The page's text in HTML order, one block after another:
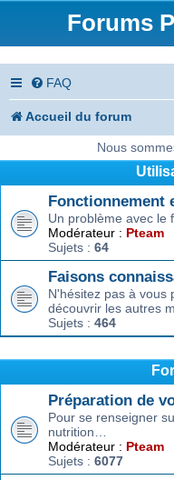
Forums
FAQ
Accueil du forum
Nous
Fonctionnement
Un problème avec le
Modérateur : Pteam
Sujets : 64
Faisons
N'hésitez pas à vous
découvrir les autres
Sujets : 464
Préparation de
Pour se renseigner
nutrition…
Modérateur : Pteam
Sujets : 6077